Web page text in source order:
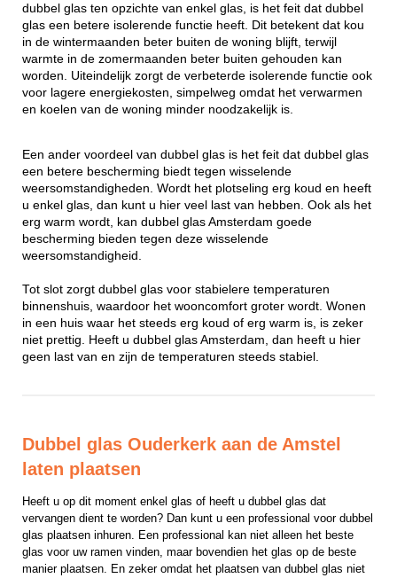
dubbel glas ten opzichte van enkel glas, is het feit dat dubbel
glas een betere isolerende functie heeft. Dit betekent dat kou
in de wintermaanden beter buiten de woning blijft, terwijl
warmte in de zomermaanden beter buiten gehouden kan
worden. Uiteindelijk zorgt de verbeterde isolerende functie ook
voor lagere energiekosten, simpelweg omdat het verwarmen
en koelen van de woning minder noodzakelijk is.
Een ander voordeel van dubbel glas is het feit dat dubbel glas
een betere bescherming biedt tegen wisselende
weersomstandigheden. Wordt het plotseling erg koud en heeft
u enkel glas, dan kunt u hier veel last van hebben. Ook als het
erg warm wordt, kan dubbel glas Amsterdam goede
bescherming bieden tegen deze wisselende
weersomstandigheid.
Tot slot zorgt dubbel glas voor stabielere temperaturen
binnenshuis, waardoor het wooncomfort groter wordt. Wonen
in een huis waar het steeds erg koud of erg warm is, is zeker
niet prettig. Heeft u dubbel glas Amsterdam, dan heeft u hier
geen last van en zijn de temperaturen steeds stabiel.
Dubbel glas Ouderkerk aan de Amstel
laten plaatsen
Heeft u op dit moment enkel glas of heeft u dubbel glas dat
vervangen dient te worden? Dan kunt u een professional voor dubbel
glas plaatsen inhuren. Een professional kan niet alleen het beste
glas voor uw ramen vinden, maar bovendien het glas op de beste
manier plaatsen. En zeker omdat het plaatsen van dubbel glas niet